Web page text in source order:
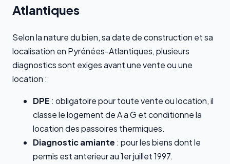
Atlantiques
Selon la nature du bien, sa date de construction et sa
localisation en Pyrénées-Atlantiques, plusieurs
diagnostics sont exiges avant une vente ou une
location :
DPE : obligatoire pour toute vente ou location, il
classe le logement de A a G et conditionne la
location des passoires thermiques.
Diagnostic amiante : pour les biens dont le
permis est anterieur au 1er juillet 1997.